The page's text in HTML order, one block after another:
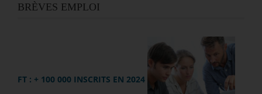
BRÈVES EMPLOI
FT : + 100 000 INSCRITS EN 2024